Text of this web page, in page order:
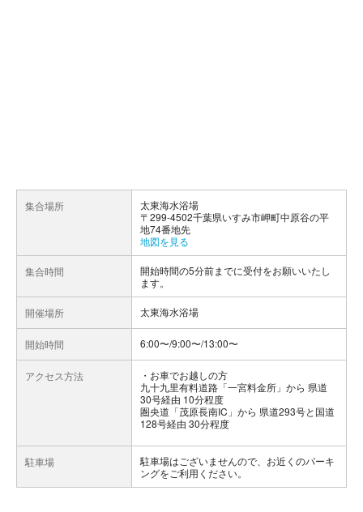
集合場所
太東海水浴場
〒299-4502千葉県いすみ市岬町中原谷の平
地74番地先
地図を見る
集合時間
開始時間の5分前までに受付をお願いいたし
ます。
開催場所 太東海水浴場
開始時間 6:00〜/9:00〜/13:00〜
アクセス方法
お車でお越しの方
九十九里有料道路「一宮料金所」から 県道
30号経由 10分程度
圏央道「茂原長南IC」から 県道293号と国道
128号経由 30分程度
駐車場
駐車場はございませんので、お近くのパーキ
ングをご利用ください。